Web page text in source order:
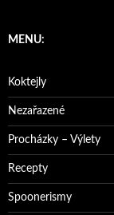
MENU:
Koktejly
Nezařazené
Procházky – Výlety
Recepty
Spoonerismy